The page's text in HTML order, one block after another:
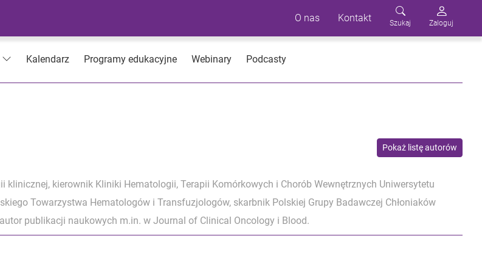
O nas Kontakt Szukaj Zaloguj
Kalendarz Programy edukacyjne Webinary Podcasty
Pokaż listę autorów
kierownik Kliniki Hematologii, Terapii Komórkowych i Chorób Wewnętrznych Uniwersytetu
Towarzystwa Hematologów i Transfuzjologów, skarbnik Polskiej Grupy Badawczej Chłoniaków
publikacji naukowych m.in. w Journal of Clinical Oncology i Blood.